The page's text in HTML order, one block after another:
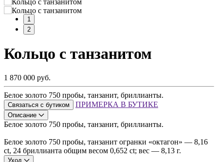
1
2
Кольцо с танзанитом
1 870 000 руб.
Белое золото 750 пробы, танзанит, бриллианты.
Связаться с бутиком ПРИМЕРКА В БУТИКЕ
Описание
Белое золото 750 пробы, танзанит, бриллианты.
Белое золото 750 пробы, танзанит огранки «октагон» — 8,16
ct, 24 бриллианта общим весом 0,652 ct; вес — 8,13 г.
Уход